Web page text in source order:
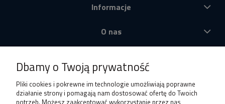
Informacje
O nas
Dbamy o Twoją prywatność
Pliki cookies i pokrewne im technologie umożliwiają poprawne
działanie strony i pomagają nam dostosować ofertę do Twoich
potrzeb. Możesz zaakceptować wykorzystanie przez nas